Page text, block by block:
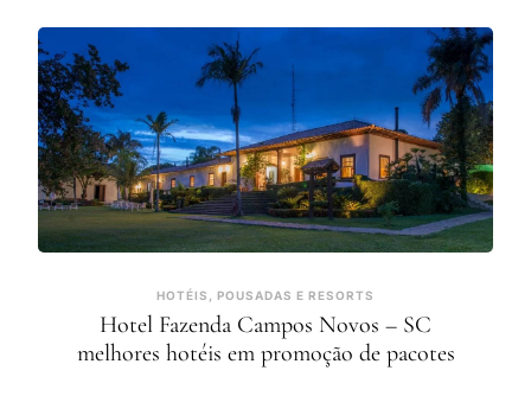
HOTÉIS, POUSADAS E RESORTS
Hotel Fazenda Campos Novos – SC
melhores hotéis em promoção de pacotes